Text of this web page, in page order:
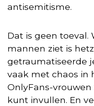
antisemitisme.
Dat is geen toeval.
mannen ziet is
getraumatiseerde
vaak met chaos in
OnlyFans-
kunt invullen. En